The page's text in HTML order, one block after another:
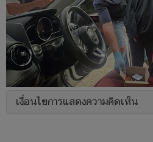
เงื่อนไขการแสดงความคิดเห็น